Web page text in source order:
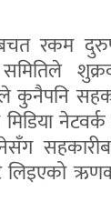
रकम
नेटवर्क